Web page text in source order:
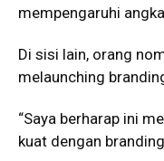
mempengaruhi
Di sisi lain, orang
melaunching
“Saya berharap ini
kuat dengan